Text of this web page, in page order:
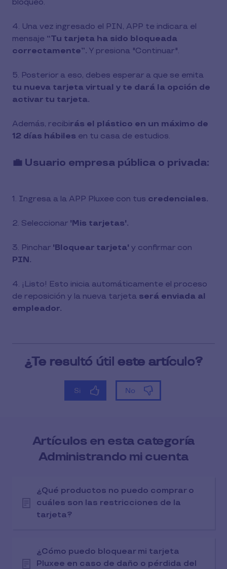
bloqueo.
4. Una vez ingresado el PIN, APP te indicara el
mensaje “Tu tarjeta ha sido bloqueada
correctamente”. Y presiona "Continuar".
5. Posterior a eso, debes esperar a que se emita
tu nueva tarjeta virtual y te dará la opción de
activar tu tarjeta.
Además, recibirás el plástico en un máximo de
12 días hábiles en tu casa de estudios.
💼 Usuario empresa pública o privada:
1. Ingresa a la APP Pluxee con tus credenciales.
2. Seleccionar 'Mis tarjetas'.
3. Pinchar 'Bloquear tarjeta' y confirmar con
PIN.
4. ¡Listo! Esto inicia automáticamente el proceso
de reposición y la nueva tarjeta será enviada al
empleador.
Artículos en esta categoría
Administrando mi cuenta
¿Qué productos no puedo comprar o
cuáles son las restricciones de la
tarjeta?
¿Cómo puedo bloquear mi tarjeta
Pluxee en caso de daño o pérdida del